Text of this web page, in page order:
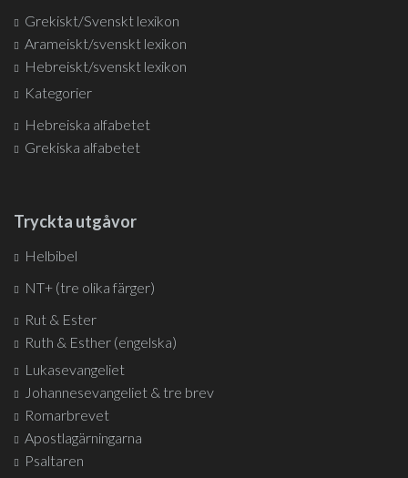
Grekiskt/Svenskt lexikon
Arameiskt/svenskt lexikon
Hebreiskt/svenskt lexikon
Kategorier
Hebreiska alfabetet
Grekiska alfabetet
Tryckta utgåvor
Helbibel
NT+ (tre olika färger)
Rut & Ester
Ruth & Esther (engelska)
Lukasevangeliet
Johannesevangeliet & tre brev
Romarbrevet
Apostlagärningarna
Psaltaren